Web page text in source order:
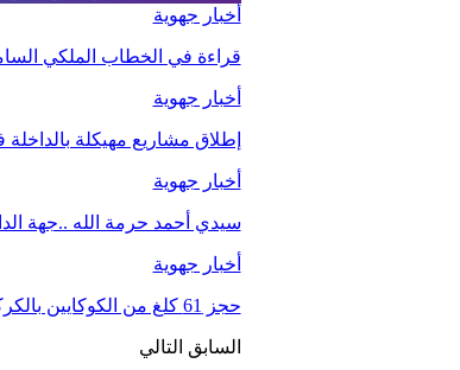
أخبار جهوية
قراءة في الخطاب الملكي السامي بمناسبة
أخبار جهوية
إطلاق مشاريع مهيكلة
أخبار جهوية
سيدي أحمد حرمة الله ..جهة
أخبار جهوية
حجز 61 كلغ من الكوكايين بالكركارات و توقيف شخصين.
السابق التالي